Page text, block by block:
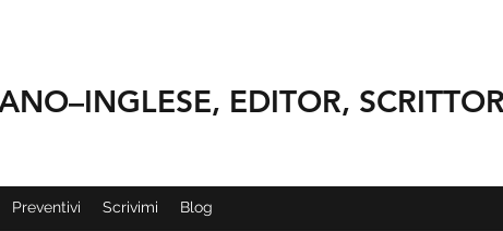
EDITOR,
Preventivi Scrivimi Blog